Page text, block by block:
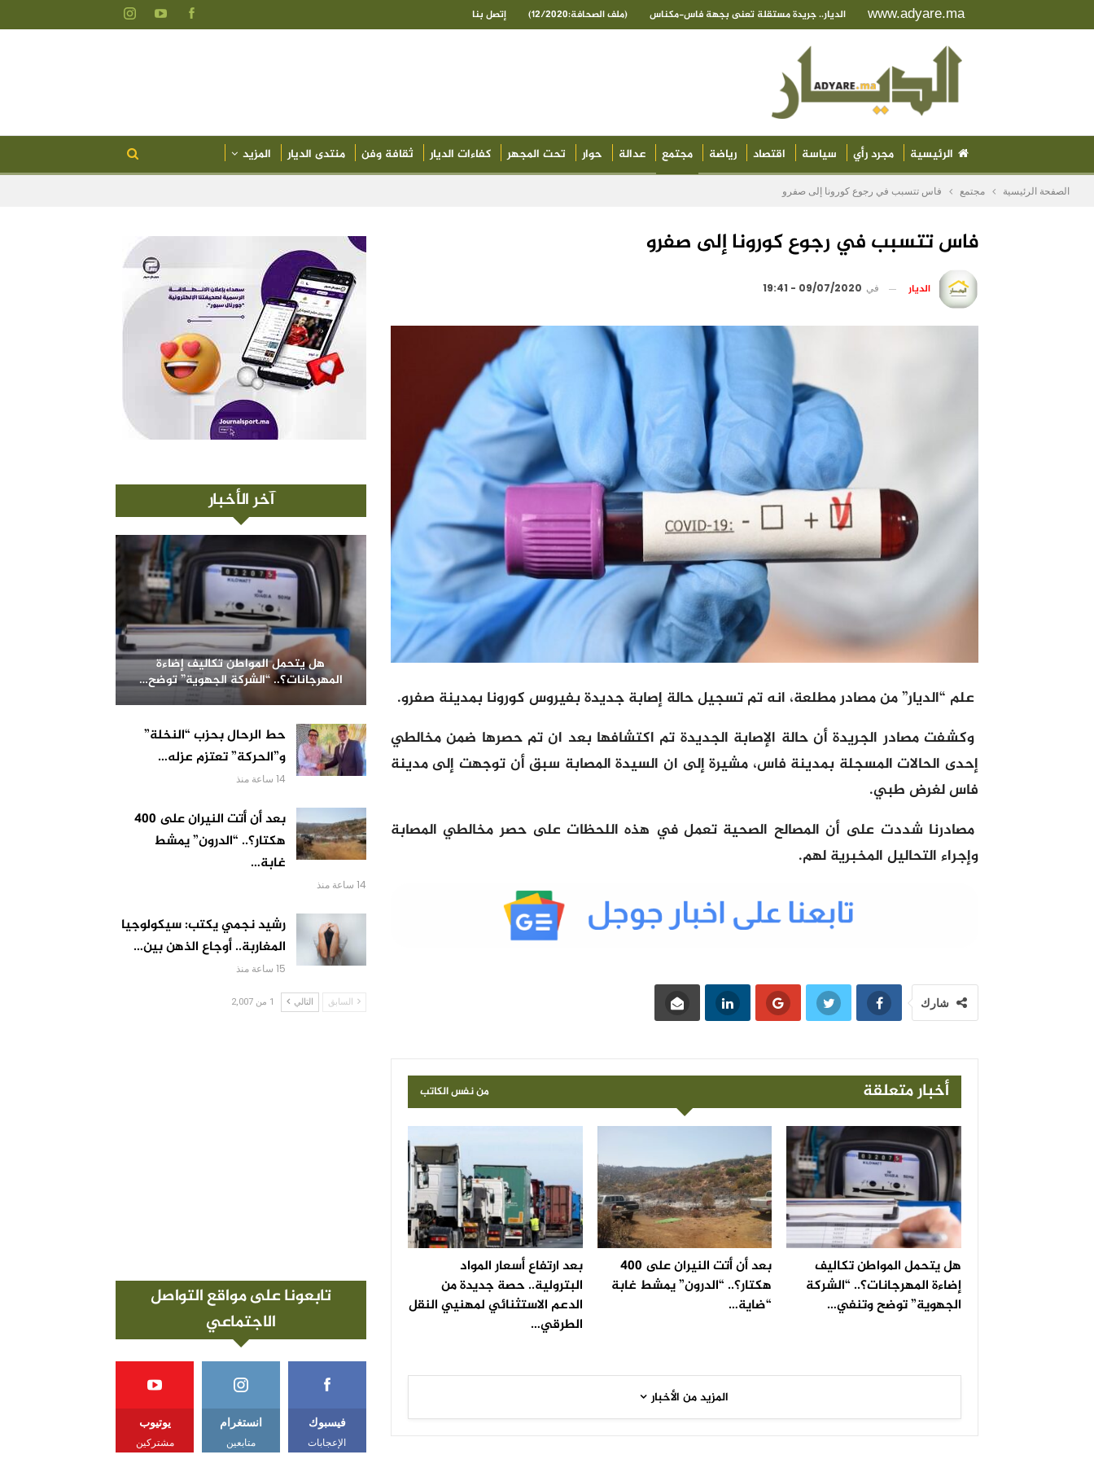
www.adyare.ma الديار.. جريدة مستقلة تعنى بجهة فاس-مكناس (ملف الصحافة:12/2020) إتصل بنا
الرئيسية مجرد رأي سياسة اقتصاد رياضة مجتمع عدالة حوار تحت المجهر كفاءات الديار ثقافة وفن منتدى الديار المزيد
الصفحة الرئيسية مجتمع فاس تتسبب في رجوع كورونا إلى صفرو
فاس تتسبب في رجوع كورونا إلى صفرو
الديار في 09/07/2020 - 19:41
علم “الديار” من مصادر مطلعة، انه تم تسجيل حالة إصابة جديدة بفيروس كورونا بمدينة صفرو.
وكشفت مصادر الجريدة أن حالة الإصابة الجديدة تم اكتشافها بعد ان تم حصرها ضمن مخالطي
إحدى الحالات المسجلة بمدينة فاس، مشيرة إلى ان السيدة المصابة سبق أن توجهت إلى مدينة
فاس لغرض طبي.
مصادرنا شددت على أن المصالح الصحية تعمل في هذه اللحظات على حصر مخالطي المصابة
وإجراء التحاليل المخبرية لهم.
شارك
أخبار متعلقة من نفس الكاتب
هل يتحمل المواطن تكاليف
إضاءة المهرجانات؟.. “الشركة
الجهوية” توضح وتنفي…
بعد أن أتت النيران على 400
هكتار؟.. “الدرون” يمشط غابة
“ضاية…
بعد ارتفاع أسعار المواد
البترولية.. حصة جديدة من
الدعم الاستثنائي لمهنيي النقل
الطرقي…
المزيد من الأخبار
آخر الأخبار
هل يتحمل المواطن تكاليف إضاءة
المهرجانات؟.. “الشركة الجهوية” توضح…
حط الرحال بحزب “النخلة”
و”الحركة” تعتزم عزله…
14 ساعة منذ
بعد أن أتت النيران على 400
هكتار؟.. “الدرون” يمشط
غابة…
14 ساعة منذ
رشيد نجمي يكتب: سيكولوجيا
المغاربة.. أوجاع الذهن بين…
15 ساعة منذ
السابق التالي 1 من 2,007
تابعونا على مواقع التواصل
الاجتماعي
فيسبوك
الإعجابات
انستغرام
متابعين
يوتيوب
مشتركين